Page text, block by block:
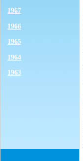
1967
1966
1965
1964
1963